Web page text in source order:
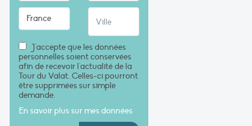
J'accepte que les données
personnelles soient conservées
afin de recevoir l'actualité de la
Tour du Valat. Celles-ci pourront
être supprimées sur simple
demande.
En savoir plus sur mes données